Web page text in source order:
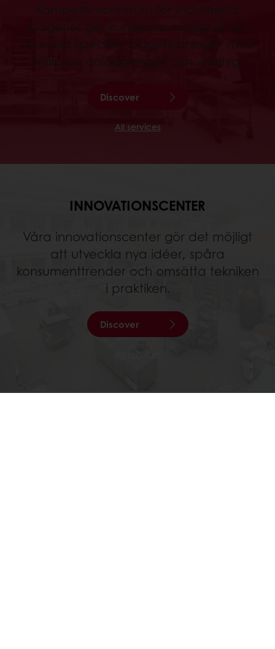
Kompetenscentrum för industriella
bagerier ger kunderna möjlighet att
utveckla specifika bagerilösningar med
hjälp av anläggningar och verktyg.
Discover
All services
INNOVATIONSCENTER
Våra innovationscenter gör det möjligt
att utveckla nya idéer, spåra
konsumenttrender och omsätta tekniken
i praktiken.
Discover